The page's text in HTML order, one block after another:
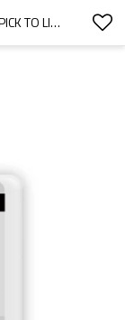
ETIQUETAS ELECTRÓNICAS DE ALMACÉN PICK TO LIGHT DE 4,2 PULGADAS